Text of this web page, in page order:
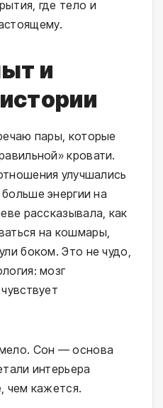
где тело и
и
пары, которые
кровати.
улучшались
энергии на
рассказывала, как
на кошмары,
боком. Это не чудо,
мозг
Сон — основа
интерьера
чем кажется.